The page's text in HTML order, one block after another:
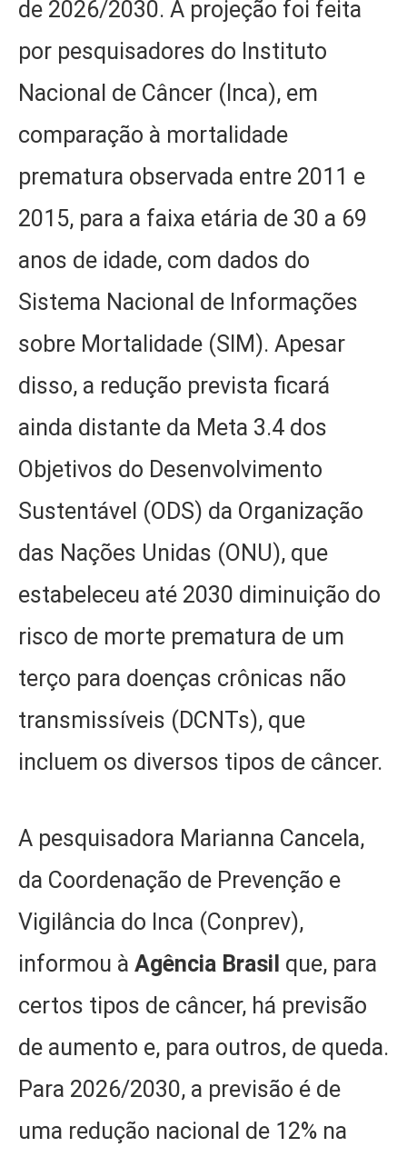
de 2026/2030. A projeção foi feita
por pesquisadores do Instituto
Nacional de Câncer (Inca), em
comparação à mortalidade
prematura observada entre 2011 e
2015, para a faixa etária de 30 a 69
anos de idade, com dados do
Sistema Nacional de Informações
sobre Mortalidade (SIM). Apesar
disso, a redução prevista ficará
ainda distante da Meta 3.4 dos
Objetivos do Desenvolvimento
Sustentável (ODS) da Organização
das Nações Unidas (ONU), que
estabeleceu até 2030 diminuição do
risco de morte prematura de um
terço para doenças crônicas não
transmissíveis (DCNTs), que
incluem os diversos tipos de câncer.
A pesquisadora Marianna Cancela,
da Coordenação de Prevenção e
Vigilância do Inca (Conprev),
informou à Agência Brasil que, para
certos tipos de câncer, há previsão
de aumento e, para outros, de queda.
Para 2026/2030, a previsão é de
uma redução nacional de 12% na